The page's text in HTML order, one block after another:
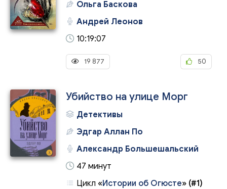
Ольга Баскова
Андрей Леонов
10:19:07
19 877 50
Убийство на улице Морг
Детективы
Эдгар Аллан По
Александр Большешальский
47 минут
Цикл «Истории об Огюсте» (#1)